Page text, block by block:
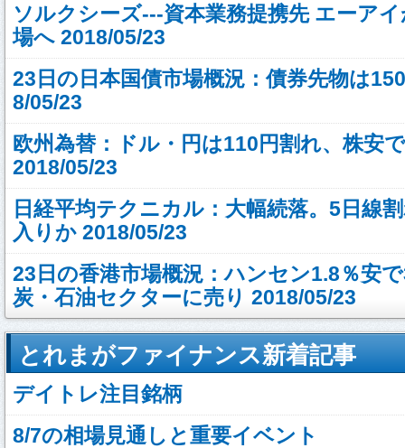
ソルクシーズ---資本業務提携先 エーア
場へ 2018/05/23
23日の日本国債市場概況：債券先物は
8/05/23
欧州為替：ドル・円は110円割れ、株安
2018/05/23
日経平均テクニカル：大幅続落。5日線
入りか 2018/05/23
23日の香港市場概況：ハンセン1.8％安
炭・石油セクターに売り 2018/05/23
とれまがファイナンス新着記事
デイトレ注目銘柄
8/7の相場見通しと重要イベント